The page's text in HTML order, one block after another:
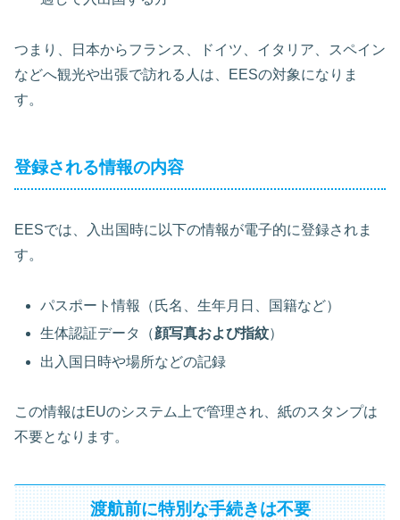
つまり、日本からフランス、ドイツ、イタリア、スペイン
などへ観光や出張で訪れる人は、EESの対象になりま
す。
登録される情報の内容
EESでは、入出国時に以下の情報が電子的に登録されま
す。
パスポート情報（氏名、生年月日、国籍など）
生体認証データ（顔写真および指紋）
出入国日時や場所などの記録
この情報はEUのシステム上で管理され、紙のスタンプは
不要となります。
渡航前に特別な手続きは不要